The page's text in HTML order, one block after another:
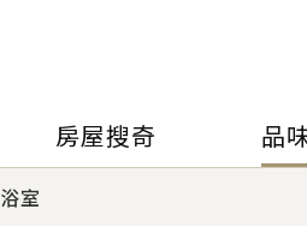
房屋搜奇 品
浴室